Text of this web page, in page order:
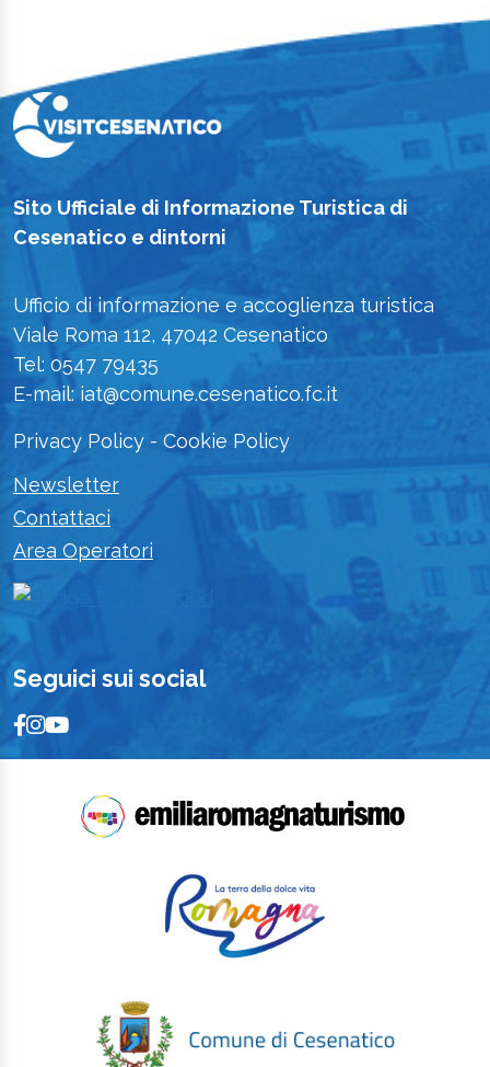
Sito Ufficiale di Informazione Turistica di
Cesenatico e dintorni
Ufficio di informazione e accoglienza turistica
Viale Roma 112, 47042 Cesenatico
Tel: 0547 79435
E-mail: iat@comune.cesenatico.fc.it
Privacy Policy - Cookie Policy
Newsletter
Contattaci
Area Operatori
Seguici sui social